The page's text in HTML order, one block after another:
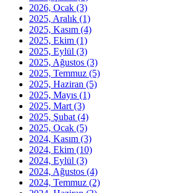
2026, Ocak (3)
2025, Aralık (1)
2025, Kasım (4)
2025, Ekim (1)
2025, Eylül (3)
2025, Ağustos (3)
2025, Temmuz (5)
2025, Haziran (5)
2025, Mayıs (1)
2025, Mart (3)
2025, Şubat (4)
2025, Ocak (5)
2024, Kasım (3)
2024, Ekim (10)
2024, Eylül (3)
2024, Ağustos (4)
2024, Temmuz (2)